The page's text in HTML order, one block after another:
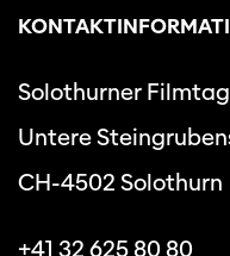
Solothurner
Untere
CH-4502 Solothurn
+41 32 625 80 80